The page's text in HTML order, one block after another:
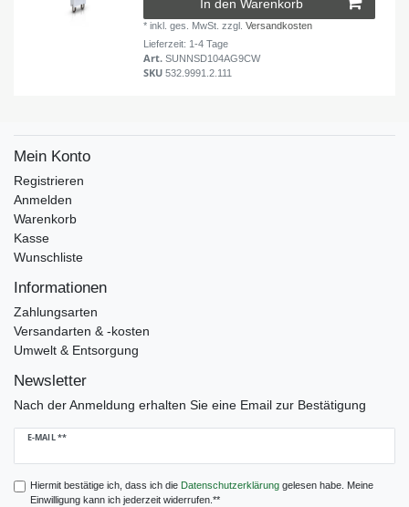
In den Warenkorb
*inkl. ges. MwSt. zzgl.Versandkosten
Lieferzeit: 1-4 Tage
Art.SUNNSD104AG9CW
SKU532.9991.2.111
Mein Konto
Registrieren
Anmelden
Warenkorb
Kasse
Wunschliste
Informationen
Zahlungsarten
Versandarten & -kosten
Umwelt & Entsorgung
Newsletter
Nach der Anmeldung erhalten Sie eine Email zur Bestätigung
E-MAIL **
Newsletter
Hiermit bestätige ich, dass ich die Daten­schutz­erklärunggelesen habe. Meine
Einwilligung kann ich jederzeit widerrufen.**